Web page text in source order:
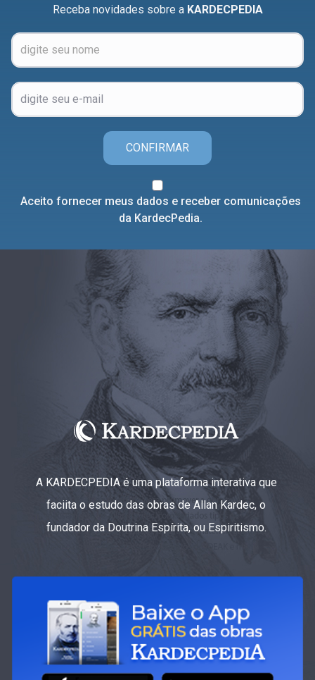
Receba novidades sobre a KARDECPEDIA
CONFIRMAR
Aceito fornecer meus dados e receber comunicações
da KardecPedia.
A KARDECPEDIA é uma plataforma interativa que
faciita o estudo das obras de Allan Kardec, o
fundador da Doutrina Espírita, ou Espiritismo.